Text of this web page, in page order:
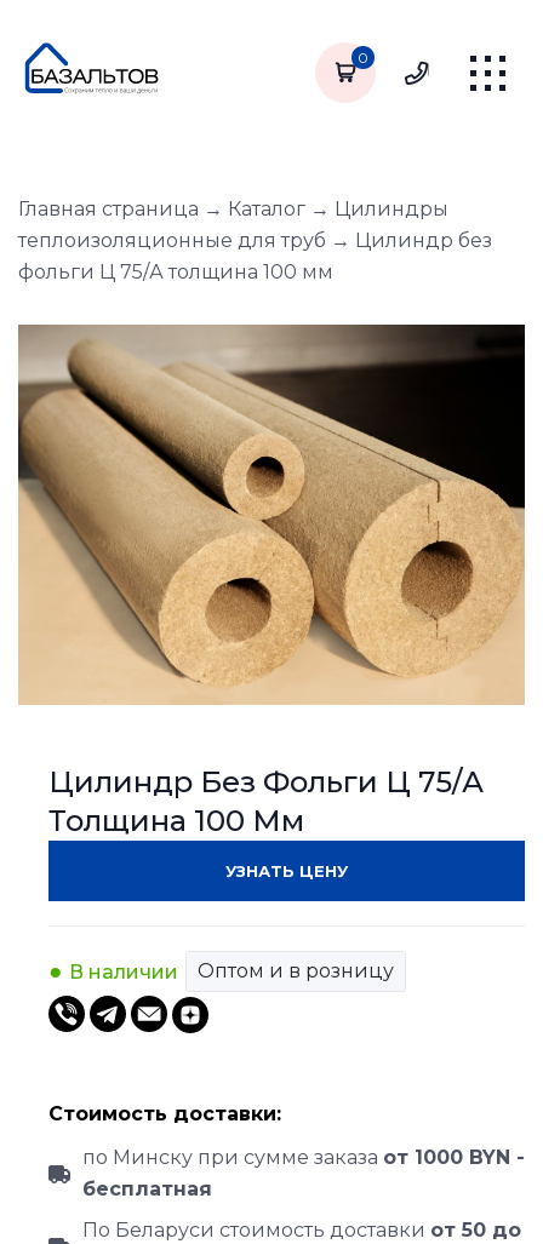
0
Главная страница → Каталог → Цилиндры
теплоизоляционные для труб → Цилиндр без
фольги Ц 75/А толщина 100 мм
Цилиндр Без Фольги Ц 75/А
Толщина 100 Мм
УЗНАТЬ ЦЕНУ
В наличии Оптом и в розницу
Стоимость доставки:
по Минску при сумме заказа от 1000 BYN -
бесплатная
По Беларуси стоимость доставки от 50 до